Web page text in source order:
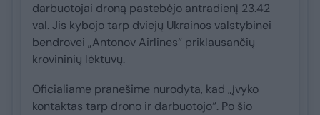
darbuotojai droną pastebėjo antradienį 23.42
val. Jis kybojo tarp dviejų Ukrainos valstybinei
bendrovei „Antonov Airlines“ priklausančių
krovininių lėktuvų.
Oficialiame pranešime nurodyta, kad „įvyko
kontaktas tarp drono ir darbuotojo“. Po šio